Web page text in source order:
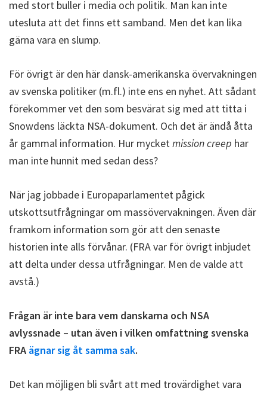
med stort buller i media och politik. Man kan inte
utesluta att det finns ett samband. Men det kan lika
gärna vara en slump.
För övrigt är den här dansk-amerikanska övervakningen
av svenska politiker (m.fl.) inte ens en nyhet. Att sådant
förekommer vet den som besvärat sig med att titta i
Snowdens läckta NSA-dokument. Och det är ändå åtta
år gammal information. Hur mycketmission creep har
man inte hunnit med sedan dess?
När jag jobbade i Europaparlamentet pågick
utskottsutfrågningar om massövervakningen. Även där
framkom information som gör att den senaste
historien inte alls förvånar. (FRA var för övrigt inbjudet
att delta under dessa utfrågningar. Men de valde att
avstå.)
Frågan är inte bara vem danskarna och NSA
avlyssnade – utan även i vilken omfattning svenska
FRA ägnar sig åt samma sak.
Det kan möjligen bli svårt att med trovärdighet vara